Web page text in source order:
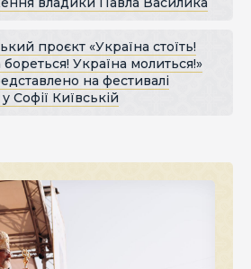
проєкт «Україна стоїть!
бореться! Україна молиться!»
на фестивалі
Софії Київській